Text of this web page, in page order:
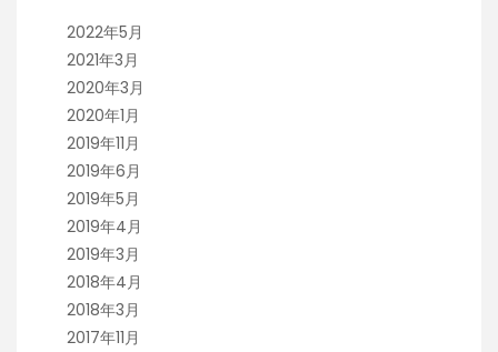
2022年5月
2021年3月
2020年3月
2020年1月
2019年11月
2019年6月
2019年5月
2019年4月
2019年3月
2018年4月
2018年3月
2017年11月